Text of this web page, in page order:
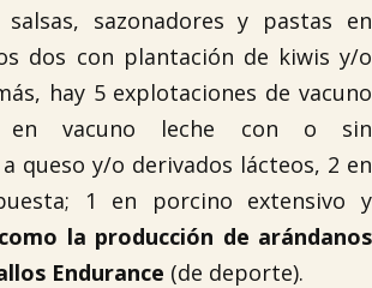
sazonadores y pastas en
dos con plantación de kiwis y/o
hay 5 explotaciones de vacuno
vacuno leche con o sin
queso y/o derivados lácteos, 2 en
1 en porcino extensivo y
como la producción de arándanos
Endurance (de deporte).